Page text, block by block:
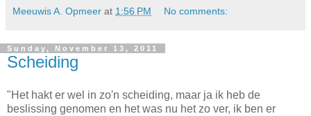
Meeuwis A. Opmeer at 1:56 PM No comments:
Sunday, November 13, 2011
Scheiding
"Het hakt er wel in zo'n scheiding, maar ja ik heb de
beslissing genomen en het was nu het zo ver, ik ben er